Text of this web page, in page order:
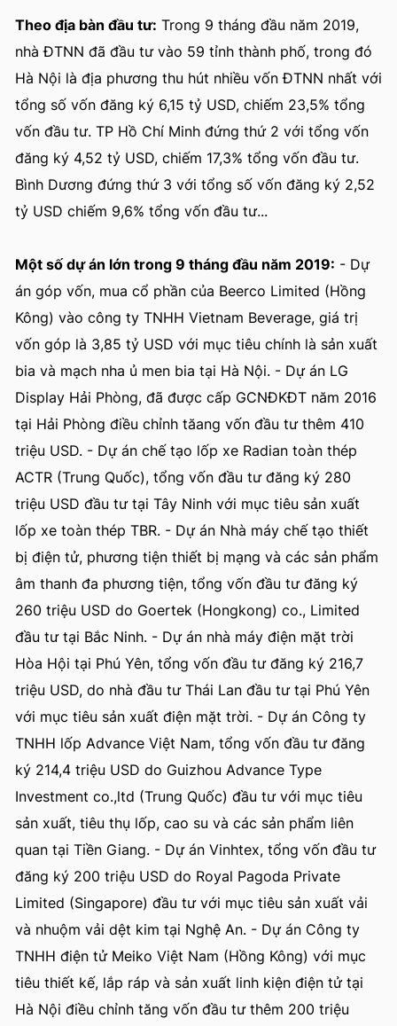
Theo địa bàn đầu tư: Trong 9 tháng đầu năm 2019,
nhà ĐTNN đã đầu tư vào 59 tỉnh thành phố, trong đó
Hà Nội là địa phương thu hút nhiều vốn ĐTNN nhất với
tổng số vốn đăng ký 6,15 tỷ USD, chiếm 23,5% tổng
vốn đầu tư. TP Hồ Chí Minh đứng thứ 2 với tổng vốn
đăng ký 4,52 tỷ USD, chiếm 17,3% tổng vốn đầu tư.
Bình Dương đứng thứ 3 với tổng số vốn đăng ký 2,52
tỷ USD chiếm 9,6% tổng vốn đầu tư...
Một số dự án lớn trong 9 tháng đầu năm 2019: - Dự
án góp vốn, mua cổ phần của Beerco Limited (Hồng
Kông) vào công ty TNHH Vietnam Beverage, giá trị
vốn góp là 3,85 tỷ USD với mục tiêu chính là sản xuất
bia và mạch nha ủ men bia tại Hà Nội. - Dự án LG
Display Hải Phòng, đã được cấp GCNĐKĐT năm 2016
tại Hải Phòng điều chỉnh tăang vốn đầu tư thêm 410
triệu USD. - Dự án chế tạo lốp xe Radian toàn thép
ACTR (Trung Quốc), tổng vốn đầu tư đăng ký 280
triệu USD đầu tư tại Tây Ninh với mục tiêu sản xuất
lốp xe toàn thép TBR. - Dự án Nhà máy chế tạo thiết
bị điện tử, phương tiện thiết bị mạng và các sản phẩm
âm thanh đa phương tiện, tổng vốn đầu tư đăng ký
260 triệu USD do Goertek (Hongkong) co., Limited
đầu tư tại Bắc Ninh. - Dự án nhà máy điện mặt trời
Hòa Hội tại Phú Yên, tổng vốn đầu tư đăng ký 216,7
triệu USD, do nhà đầu tư Thái Lan đầu tư tại Phú Yên
với mục tiêu sản xuất điện mặt trời. - Dự án Công ty
TNHH lốp Advance Việt Nam, tổng vốn đầu tư đăng
ký 214,4 triệu USD do Guizhou Advance Type
Investment co.,ltd (Trung Quốc) đầu tư với mục tiêu
sản xuất, tiêu thụ lốp, cao su và các sản phẩm liên
quan tại Tiền Giang. - Dự án Vinhtex, tổng vốn đầu tư
đăng ký 200 triệu USD do Royal Pagoda Private
Limited (Singapore) đầu tư với mục tiêu sản xuất vải
và nhuộm vải dệt kim tại Nghệ An. - Dự án Công ty
TNHH điện tử Meiko Việt Nam (Hồng Kông) với mục
tiêu thiết kế, lắp ráp và sản xuất linh kiện điện tử tại
Hà Nội điều chỉnh tăng vốn đầu tư thêm 200 triệu